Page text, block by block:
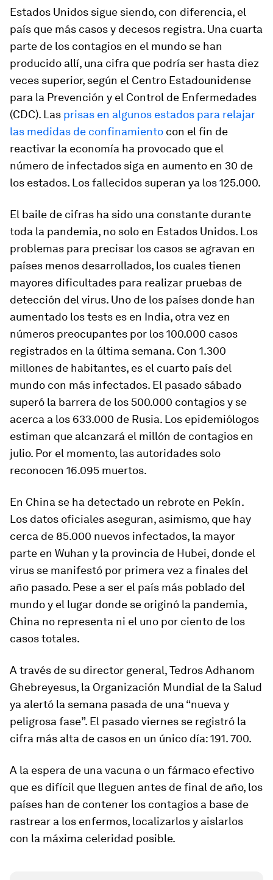
Estados Unidos sigue siendo, con diferencia, el
país que más casos y decesos registra. Una cuarta
parte de los contagios en el mundo se han
producido allí, una cifra que podría ser hasta diez
veces superior, según el Centro Estadounidense
para la Prevención y el Control de Enfermedades
(CDC). Las prisas en algunos estados para relajar
las medidas de confinamiento con el fin de
reactivar la economía ha provocado que el
número de infectados siga en aumento en 30 de
los estados. Los fallecidos superan ya los 125.000.
El baile de cifras ha sido una constante durante
toda la pandemia, no solo en Estados Unidos. Los
problemas para precisar los casos se agravan en
países menos desarrollados, los cuales tienen
mayores dificultades para realizar pruebas de
detección del virus. Uno de los países donde han
aumentado los tests es en India, otra vez en
números preocupantes por los 100.000 casos
registrados en la última semana. Con 1.300
millones de habitantes, es el cuarto país del
mundo con más infectados. El pasado sábado
superó la barrera de los 500.000 contagios y se
acerca a los 633.000 de Rusia. Los epidemiólogos
estiman que alcanzará el millón de contagios en
julio. Por el momento, las autoridades solo
reconocen 16.095 muertos.
En China se ha detectado un rebrote en Pekín.
Los datos oficiales aseguran, asimismo, que hay
cerca de 85.000 nuevos infectados, la mayor
parte en Wuhan y la provincia de Hubei, donde el
virus se manifestó por primera vez a finales del
año pasado. Pese a ser el país más poblado del
mundo y el lugar donde se originó la pandemia,
China no representa ni el uno por ciento de los
casos totales.
A través de su director general, Tedros Adhanom
Ghebreyesus, la Organización Mundial de la Salud
ya alertó la semana pasada de una “nueva y
peligrosa fase”. El pasado viernes se registró la
cifra más alta de casos en un único día: 191. 700.
A la espera de una vacuna o un fármaco efectivo
que es difícil que lleguen antes de final de año, los
países han de contener los contagios a base de
rastrear a los enfermos, localizarlos y aislarlos
con la máxima celeridad posible.